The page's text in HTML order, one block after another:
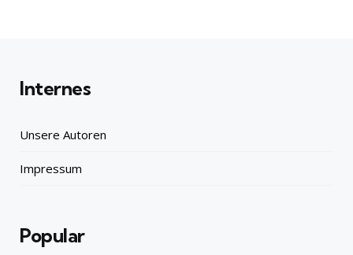
Internes
Unsere Autoren
Impressum
Popular